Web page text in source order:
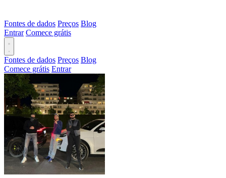
Fontes de dados Preços Blog
Entrar Comece grátis
Fontes de dados Preços Blog
Comece grátis Entrar